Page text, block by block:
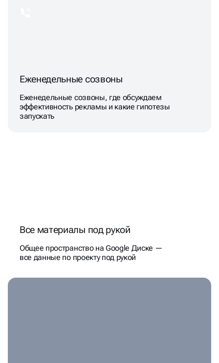
Еженедельные созвоны
Еженедельные созвоны, где обсуждаем
эффективность рекламы и какие гипотезы
запускать
Все материалы под рукой
Общее пространство на Google Диске —
все данные по проекту под рукой